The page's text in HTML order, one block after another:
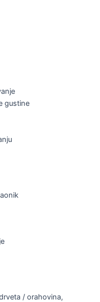
gustine
/ orahovina,